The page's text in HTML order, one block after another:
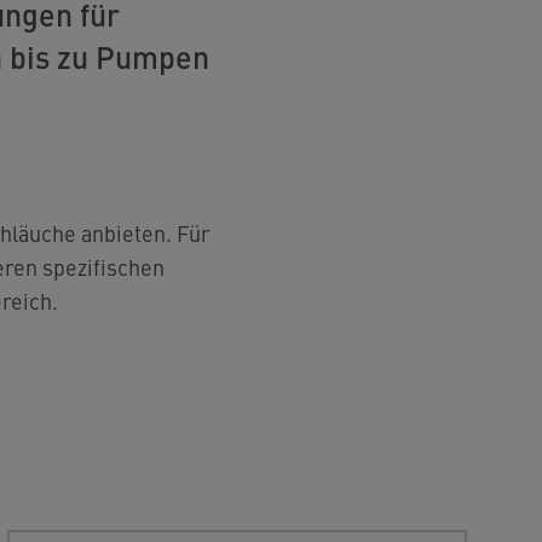
für
zu Pumpen
anbieten. Für
spezifischen